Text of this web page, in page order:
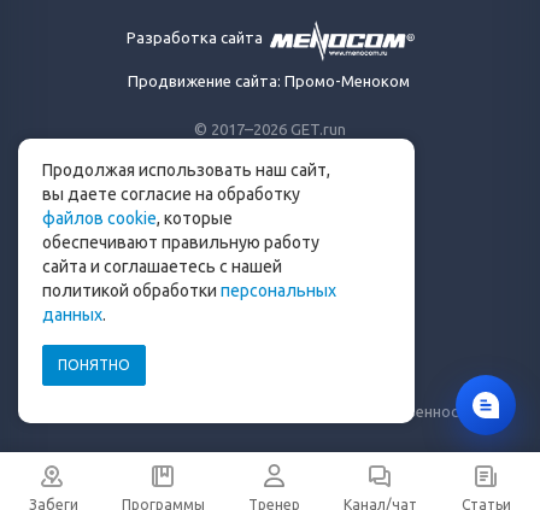
© 2017–2026 GET.run
Сделано с ❤ бегунами
для бегунов
Телеграм-канал Get.run
Беговой чат в Телеграм
info@get.run
Уведомление о рисках и ограничение ответственности
Разработка сайта
Продвижение сайта: Промо-Меноком
Забеги Программы Тренер Канал/чат Статьи
Продолжая использовать наш сайт,
вы даете согласие на обработку
файлов cookie, которые
обеспечивают правильную работу
сайта и соглашаетесь с нашей
политикой обработки персональных
данных.
ПОНЯТНО